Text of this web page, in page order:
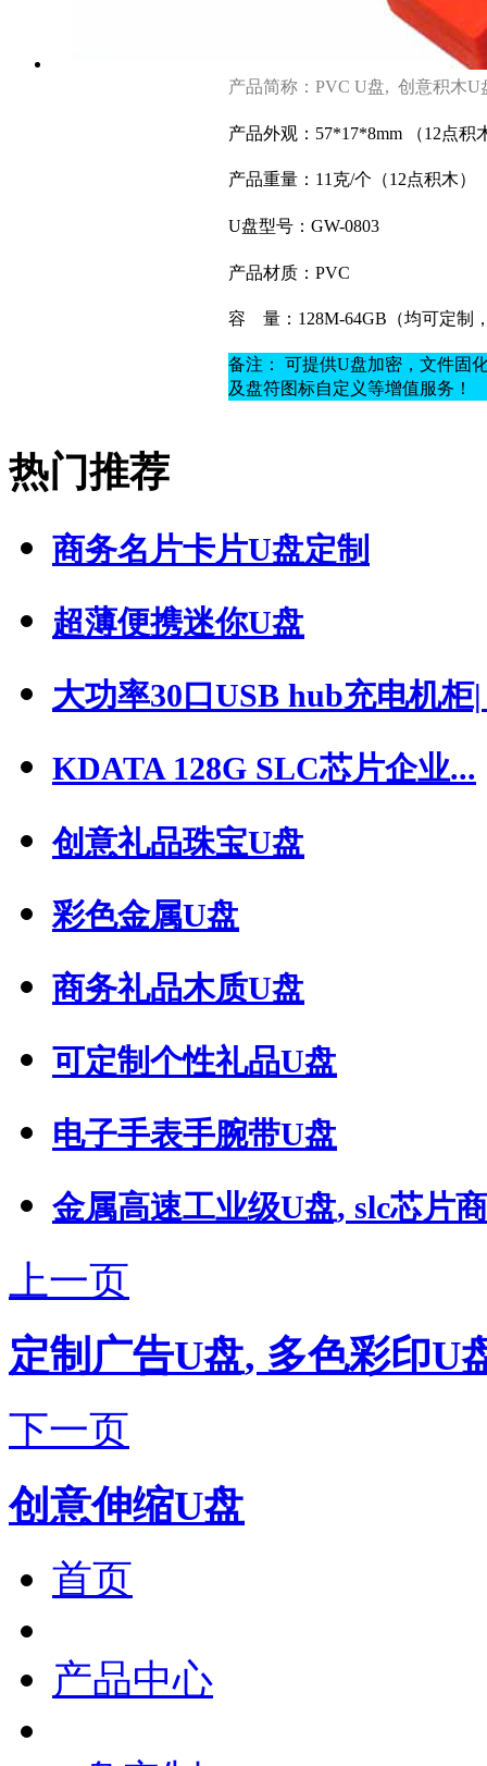
产品简称：PVC U盘, 创意积木U
产品外观：57*17*8mm （12点积
产品重量：11克/个 （12点积木）
U盘型号：GW-0803
产品材质： PVC
容 量：128M-64GB（均可定制
备注： 可提供U盘加密，文件固
及盘符图标自定义等增值服务！
热门推荐
商务名片卡片U盘定制
超薄便携迷你U盘
大功率30口USB hub充电机柜
KDATA 128G SLC芯片企业...
创意礼品珠宝U盘
彩色金属U盘
商务礼品木质U盘
可定制个性礼品U盘
电子手表手腕带U盘
金属高速工业级U盘, slc芯片
上一页
定制广告U盘, 多色彩印U
下一页
创意伸缩U盘
首页
产品中心